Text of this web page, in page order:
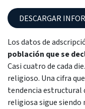
DESCARGAR
Los datos de
población que se
Casi cuatro de cada
religioso. Una cifra
tendencia estructural
religiosa sigue